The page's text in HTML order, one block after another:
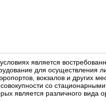
является
для осуществления
вокзалов и других
со
является различного вида